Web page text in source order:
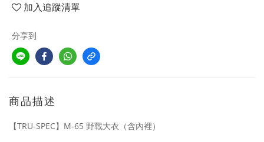
加入追蹤清單
分享到
商品描述
【TRU-SPEC】M-65 野戰大衣（含內裡）